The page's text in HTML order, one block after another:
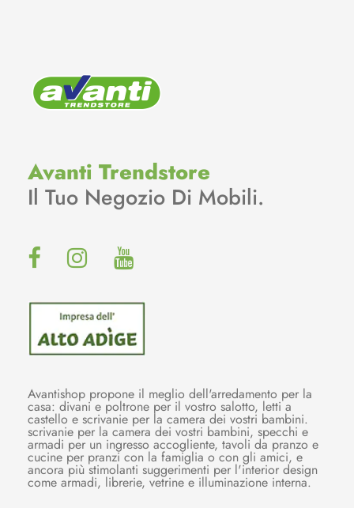
Avanti Trendstore
Il Tuo Negozio Di Mobili.
Avantishop propone il meglio dell'arredamento per la
casa: divani e poltrone per il vostro salotto, letti a
castello e scrivanie per la camera dei vostri bambini.
scrivanie per la camera dei vostri bambini, specchi e
armadi per un ingresso accogliente, tavoli da pranzo e
cucine per pranzi con la famiglia o con gli amici, e
ancora più stimolanti suggerimenti per l'interior design
come armadi, librerie, vetrine e illuminazione interna.